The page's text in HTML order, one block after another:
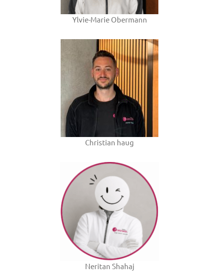
Ylvie-Marie Obermann
Christian haug
Neritan Shahaj